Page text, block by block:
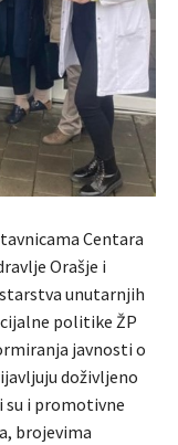
Centara
Orašje i
unutarnjih
politike ŽP
javnosti o
doživljeno
su i promotivne
brojevima